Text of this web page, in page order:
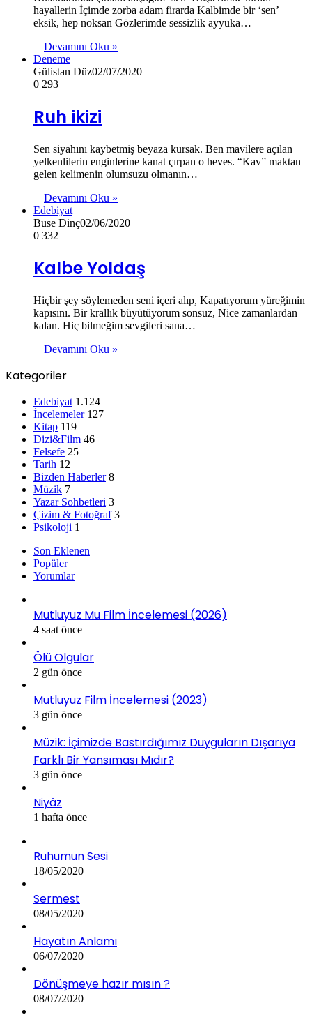
hayallerin İçimde zorba adam firarda Kalbimde bir ‘sen’
eksik, hep noksan Gözlerimde sessizlik ayyuka…
Devamını Oku »
Deneme
Gülistan Düz02/07/2020
0 293
Ruh ikizi
Sen siyahını kaybetmiş beyaza kursak. Ben mavilere açılan
yelkenlilerin enginlerine kanat çırpan o heves. “Kav” maktan
gelen kelimenin olumsuzu olmanın…
Devamını Oku »
Edebiyat
Buse Dinç02/06/2020
0 332
Kalbe Yoldaş
Hiçbir şey söylemeden seni içeri alıp, Kapatıyorum yüreğimin
kapısını. Bir krallık büyütüyorum sonsuz, Nice zamanlardan
kalan. Hiç bilmeğim sevgileri sana…
Devamını Oku »
Kategoriler
Edebiyat 1.124
İncelemeler 127
Kitap 119
Dizi&Film 46
Felsefe 25
Tarih 12
Bizden Haberler 8
Müzik 7
Yazar Sohbetleri 3
Çizim & Fotoğraf 3
Psikoloji 1
Son Eklenen
Popüler
Yorumlar
Mutluyuz Mu Film İncelemesi (2026)
4 saat önce
Ölü Olgular
2 gün önce
Mutluyuz Film İncelemesi (2023)
3 gün önce
Müzik: İçimizde Bastırdığımız Duyguların Dışarıya
Farklı Bir Yansıması Mıdır?
3 gün önce
Niyâz
1 hafta önce
Ruhumun Sesi
18/05/2020
Sermest
08/05/2020
Hayatın Anlamı
06/07/2020
Dönüşmeye hazır mısın ?
08/07/2020